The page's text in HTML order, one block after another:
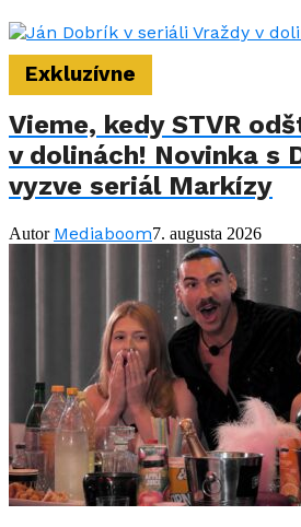
Exkluzívne
Vieme, kedy STVR
v dolinách! Novinka s
vyzve seriál Markízy
Autor Mediaboom7. augusta 2026